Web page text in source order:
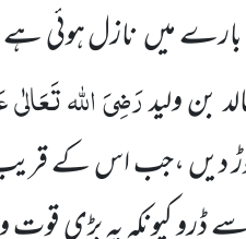
میںنازل ہوئی
بن ولیدرَضِیَ اللہ
،جب اس کے قریب
کیونکہ یہ بڑی قوت